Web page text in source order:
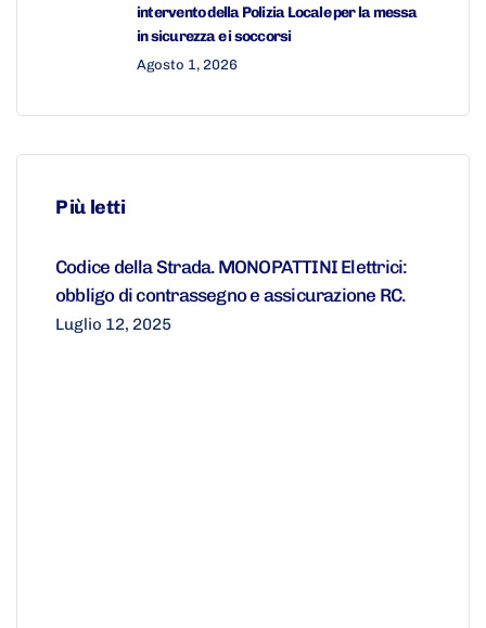
intervento della Polizia Locale per la messa
in sicurezza e i soccorsi
Agosto 1, 2026
Più letti
Codice della Strada. MONOPATTINI Elettrici:
obbligo di contrassegno e assicurazione RC.
Luglio 12, 2025